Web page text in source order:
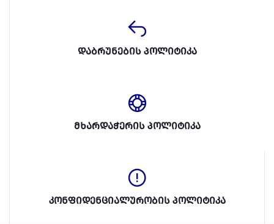
დაბრუნების პოლიტიკა
მხარდაჭერის პოლიტიკა
კონფიდენციალურობის პოლიტიკა